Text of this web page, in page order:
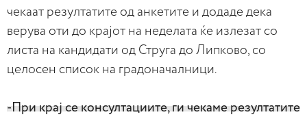
чекаат резултатите од анкетите и додаде дека
верува оти до крајот на неделата ќе излезат со
листа на кандидати од Струга до Липково, со
целосен список на градоначалници.
-При крај се консултациите, ги чекаме резултатите